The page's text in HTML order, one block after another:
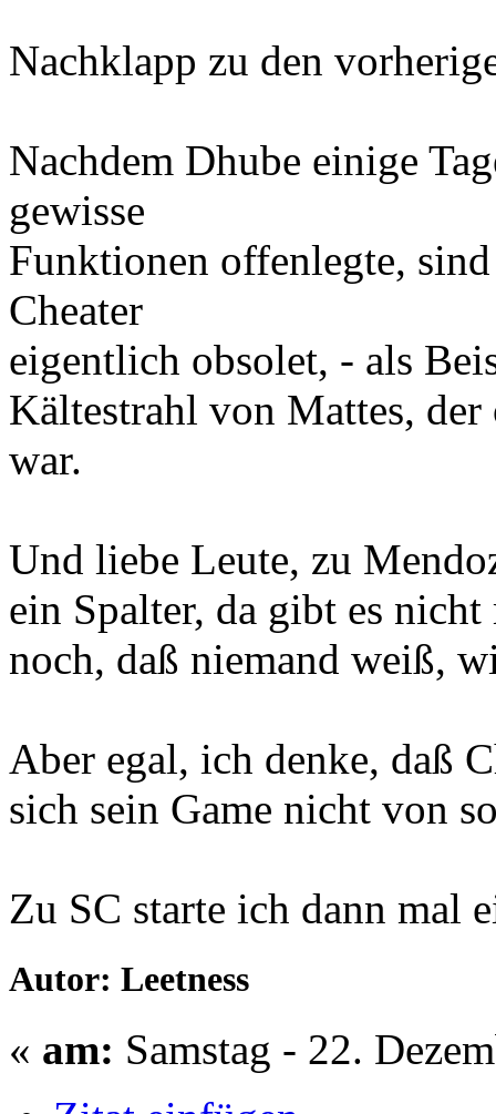
Nachklapp zu den
Nachdem Dhube einige
gewisse
Funktionen offenlegte,
Cheater
eigentlich obsolet, - als
Kältestrahl von Mattes,
war.
Und liebe Leute, zu
ein Spalter, da gibt es
noch, daß niemand weiß,
Aber egal, ich denke, daß
sich sein Game nicht von
Zu SC starte ich dann mal
Autor: Leetness
« am: Samstag - 22.